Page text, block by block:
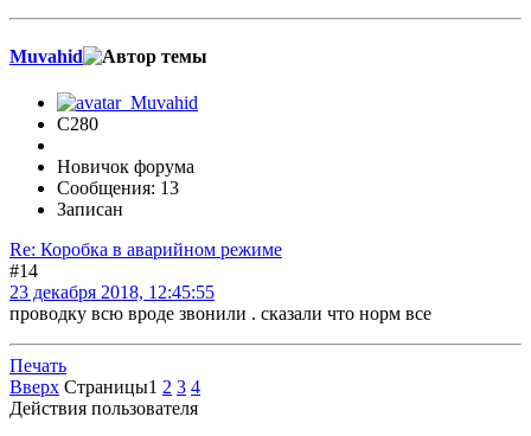
Muvahid
C280
Новичок форума
Сообщения: 13
Записан
Re: Коробка в аварийном режиме
#14
23 декабря 2018, 12:45:55
проводку всю вроде звонили . сказали что норм все
Печать
Вверх Страницы1 2 3 4
Действия пользователя